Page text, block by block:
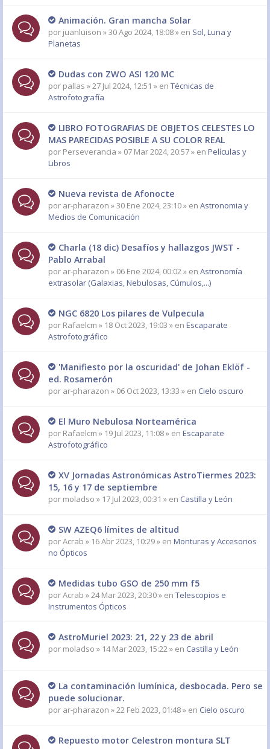
Animación. Gran mancha Solar
por juanluison » 30 Ago 2024, 18:08 » en Sol, Luna y
Planetas
Dudas con ZWO ASI 120 MC
por pallas » 27 Jul 2024, 12:51 » en Técnicas de
Astrofotografía
LIBRO FOTOGRAFIAS DE OBJETOS CELESTES LO
MAS PARECIDAS POSIBLE A SU COLOR REAL
por Perseverancia » 07 Mar 2024, 20:57 » en Películas y
Libros
Nueva revista de Afonocte
por ar-pharazon » 30 Ene 2024, 23:10 » en Astronomia y
Medios de Comunicación
Charla (18 dic) Desafíos y hallazgos JWST -
Pablo Arrabal
por ar-pharazon » 06 Ene 2024, 00:02 » en Astronomía
extrasolar (Galaxias, Nebulosas, Cúmulos,...)
NGC 6820 Los pilares de Vulpecula
por Rafaelcm » 18 Oct 2023, 19:03 » en Escaparate
Astrofotográfico
'Manifiesto por la oscuridad' de Johan Eklöf -
ed. Rosamerón
por ar-pharazon » 06 Oct 2023, 13:33 » en Cielo oscuro
El Muro Nebulosa Norteamérica
por Rafaelcm » 19 Jul 2023, 11:08 » en Escaparate
Astrofotográfico
XV Jornadas Astronómicas AstroTiermes 2023:
15, 16 y 17 de septiembre
por moladso » 17 Jul 2023, 00:31 » en Castilla y León
SW AZEQ6 límites de altitud
porAcrab » 16 Abr 2023, 10:29 » en Monturas y Accesorios
no Ópticos
Medidas tubo GSO de 250 mm f5
porAcrab » 24 Mar 2023, 20:30 » en Telescopios e
Instrumentos Ópticos
AstroMuriel 2023: 21, 22 y 23 de abril
por moladso » 14 Mar 2023, 15:22 » en Castilla y León
La contaminación lumínica, desbocada. Pero se
puede solucionar.
por ar-pharazon » 22 Feb 2023, 01:48 » en Cielo oscuro
Repuesto motor Celestron montura SLT